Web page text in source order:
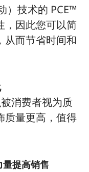
）技术的 PCE™
，因此您可以简
从而节省时间和
消费者视为质
质量更高，值得
提高销售